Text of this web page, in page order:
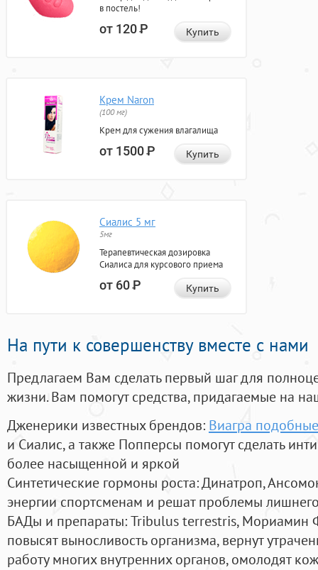
в постель!
от 120Р Купить
Крем Naron
(100 мг)
Крем для сужения влагалища
от 1500Р Купить
Сиалис 5 мг
5мг
Терапевтическая дозировка
Сиалиса для курсового приема
от 60Р Купить
На пути к совершенству вместе с нами
Предлагаем Вам сделать первый шаг для
жизни. Вам помогут средства, придагаемые на
Дженерики известных брендов: Виагра
и Сиалис, а также Попперсы помогут сделать
более насыщенной и яркой
Синтетические гормоны роста: Динатроп,
энергии спортсменам и решат проблемы
БАДы и препараты:Tribulus terrestris, Мориамин
повысят выносливость организма, вернут
работу многих внутренних органов, омолодят